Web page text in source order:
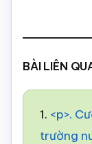
BÀI LIÊN
1. <p>.
trường